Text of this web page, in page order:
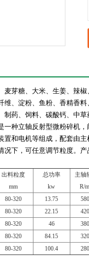
麦芽糖、大米、生姜、辣
维、淀粉、鱼粉、香精香
制药、饲料、碳酸钙、中
一种立轴反射型微粉碎机
置和电机等组成，配套由
况下，可任意调节粒度。
出料粒度
mm
总功率
kw
主轴
R/
80-320 13.75
80-320 22.15
80-320 46
80-320 84.15
80-320 100.4